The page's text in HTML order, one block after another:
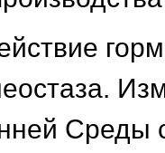
Среды